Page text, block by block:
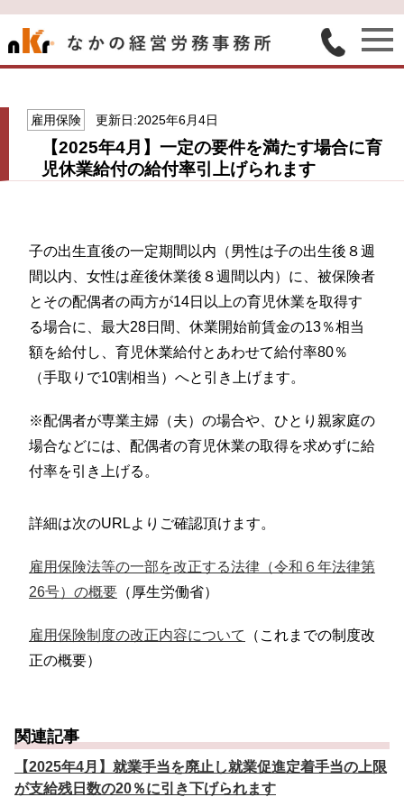
雇用保険 更新日:2025年6月4日
【2025年4月】一定の要件を満たす場合に育
児休業給付の給付率引上げられます
子の出生直後の一定期間以内（男性は子の出生後８週
間以内、女性は産後休業後８週間以内）に、被保険者
とその配偶者の両方が14日以上の育児休業を取得す
る場合に、最大28日間、休業開始前賃金の13％相当
額を給付し、育児休業給付とあわせて給付率80％
（手取りで10割相当）へと引き上げます。
※配偶者が専業主婦（夫）の場合や、ひとり親家庭の
場合などには、配偶者の育児休業の取得を求めずに給
付率を引き上げる。
詳細は次のURLよりご確認頂けます。
雇用保険法等の一部を改正する法律（令和６年法律第
26号）の概要 （厚生労働省）
雇用保険制度の改正内容について
（これまでの制度改
正の概要）
関連記事
【2025年4月】就業手当を廃止し就業促進定着手当の上限
が支給残日数の20％に引き下げられます